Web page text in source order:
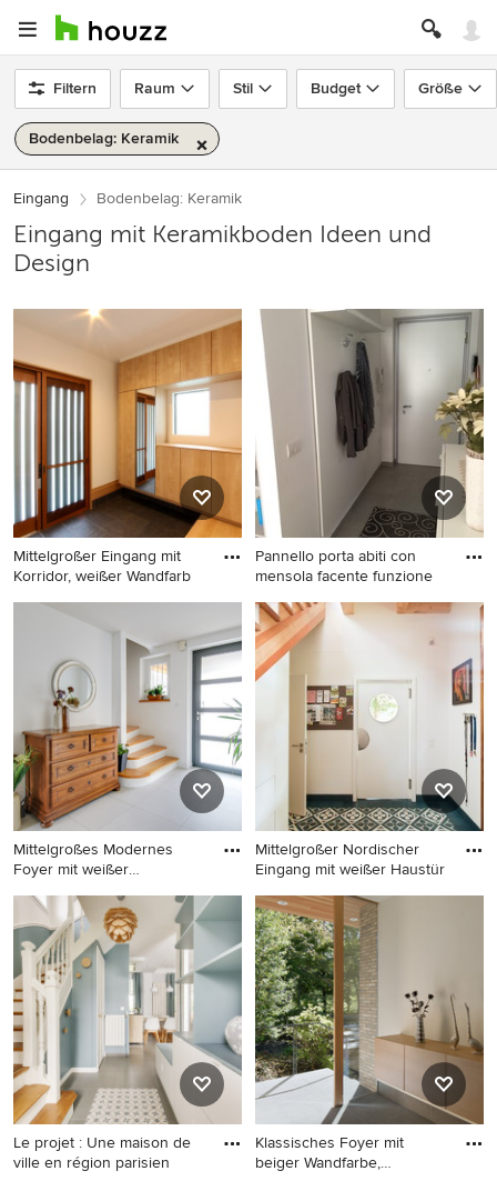
Filtern Raum Stil Budget Größe
Bodenbelag: Keramik
Eingang Bodenbelag: Keramik
Eingang mit Keramikboden Ideen und
Design
Mittelgroßer Eingang mit
Korridor, weißer Wandfarb
Mittelgroßer Eingang mit
Korridor, weißer Wandfarbe,
Keramikboden, Schiebetür,
brauner Haustür, grauem
Boden und Tapetenwänden
in Fukuoka
Pannello porta abiti con
mensola facente funzione
Kleines Modernes Foyer mit
weißer Wandfarbe,
Keramikboden und grauem
Boden in Sonstige
Mittelgroßes Modernes
Foyer mit weißer
Mittelgroßes Modernes
Foyer mit weißer Wandfarbe,
Keramikboden, Einzeltür,
grauer Haustür und beigem
Boden in Straßburg
Mittelgroßer Nordischer
Eingang mit weißer Haustür
Mittelgroßer Nordischer
Eingang mit weißer Haustür,
Korridor, weißer Wandfarbe,
Einzeltür und Keramikboden
in Berlin
Le projet : Une maison de
ville en région parisien
Klassisches Foyer mit
beiger Wandfarbe,